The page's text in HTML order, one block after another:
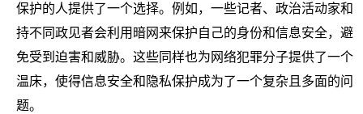
保护的人提供了一个选择。例如，一些记者、政治活动家和
持不同政见者会利用暗网来保护自己的身份和信息安全，避
免受到迫害和威胁。这些同样也为网络犯罪分子提供了一个
温床，使得信息安全和隐私保护成为了一个复杂且多面的问
题。